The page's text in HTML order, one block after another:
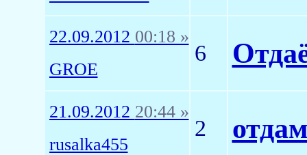
22.09.2012 00:18 »
GROE
6
21.09.2012 20:44 »
rusalka455
2